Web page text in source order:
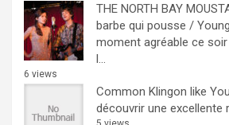
THE NORTH BAY
barbe qui pousse /
moment agréable ce
l...
6 views
Common Klingon like
découvrir une excellente